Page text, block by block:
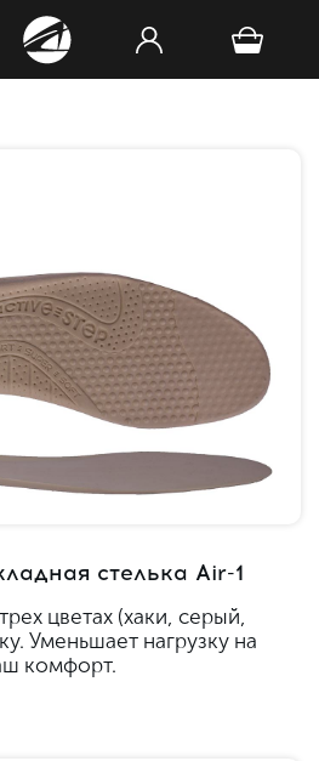
стелька Air-1
цветах (хаки, серый,
Уменьшает нагрузку на
комфорт.